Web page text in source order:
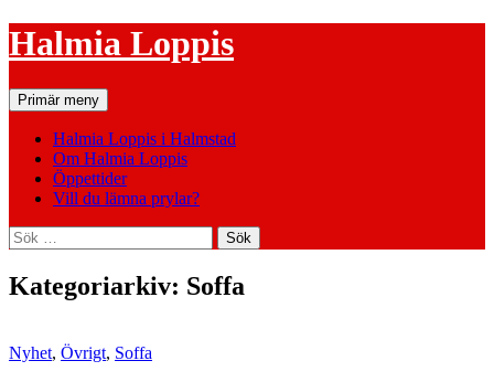
Hoppa
till
Halmia Loppis
SökPrimär meny
Halmia Loppis i Halmstad
Om Halmia Loppis
Öppettider
Vill du lämna prylar?
Sök
efter:
Kategoriarkiv: Soffa
Nyhet, Övrigt, Soffa